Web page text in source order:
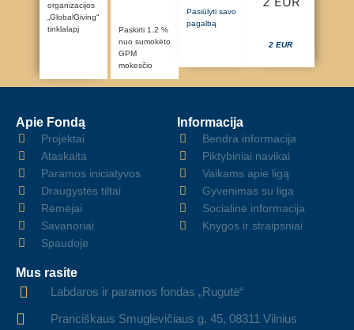
organizacijos
„GlobalGiving“
tinklalapį
Paskirti 1.2 %
nuo sumokėto
GPM
mokesčio
Pasiūlyti savo
pagalbą
2 EUR
Apie Fondą
Projektai
Ataskaita
Paramos iniciatyvos
Draugystės tiltai
Rėmėjai
Savanoriai
Spaudoje
Informacija
Bendra informacija
Piktybiniai navikai
Vaikams apie ligą
Gyvenimas su liga
Socialinė informacija
Knygos ir straipsniai
Mus rasite
Labdaros ir paramos fondas „Rugutė“
Pranciškaus Smuglevičiaus g. 45, 08311 Vilnius